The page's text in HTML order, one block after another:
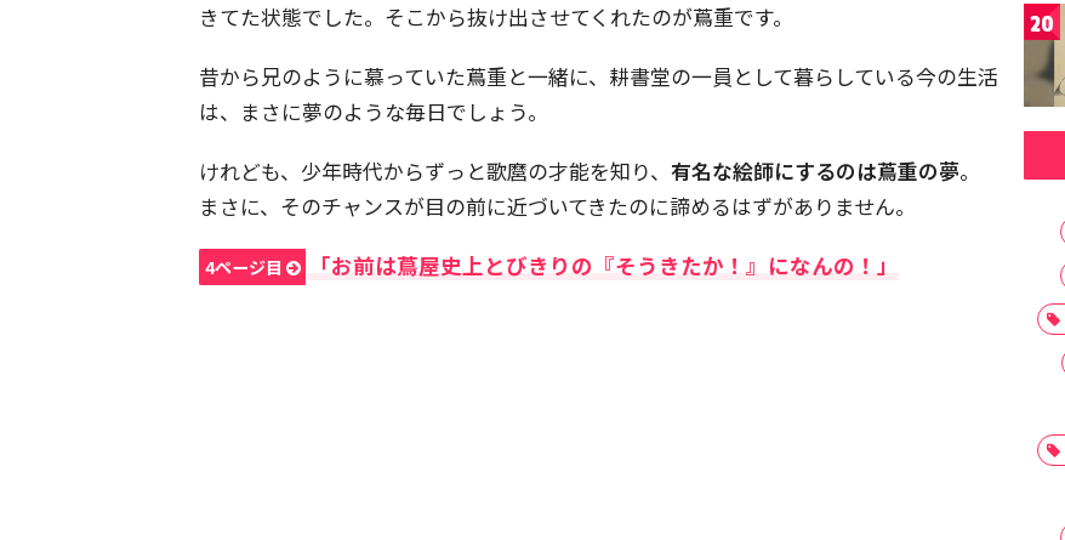
きてた状態でした。そこから抜け出させてくれたのが蔦重です。
昔から兄のように慕っていた蔦重と一緒に、耕書堂の一員として暮らしている今の生活
は、まさに夢のような毎日でしょう。
けれども、少年時代からずっと歌麿の才能を知り、 有名な絵師にするのは蔦重の夢。
まさに、そのチャンスが目の前に近づいてきたのに諦めるはずがありません。
4ページ目 「お前は蔦屋史上とびきりの『そうきたか！』になんの！」
20